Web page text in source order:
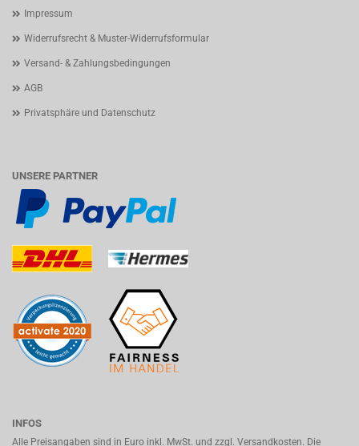
Impressum
Widerrufsrecht & Muster-Widerrufsformular
Versand- & Zahlungsbedingungen
AGB
Privatsphäre und Datenschutz
UNSERE PARTNER
INFOS
Alle Preisangaben sind in Euro inkl. MwSt. und zzgl. Versandkosten. Die